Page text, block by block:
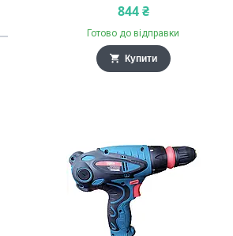
844 ₴
Готово до відправки
Купити